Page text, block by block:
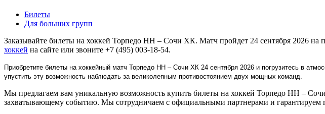
Билеты
Для больших групп
Заказывайте билеты на хоккей Торпедо НН – Сочи ХК. Матч пройдет 24 сентября 2026
хоккей на сайте или звоните +7 (495) 003-18-54.
Приобретите билеты на хоккейный матч Торпедо НН – Сочи ХК 24 сентября 2026 и погрузитесь в
упустить эту возможность наблюдать за великолепным противостоянием двух мощных команд.
Мы предлагаем вам уникальную возможность купить билеты на хоккей Торпедо НН –
захватывающему событию. Мы сотрудничаем с официальными партнерами и гарантируем